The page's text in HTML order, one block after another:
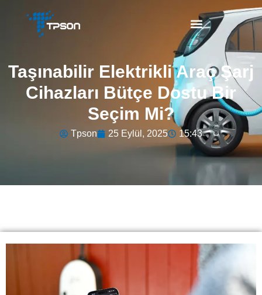
Taşınabilir Elektrikli Araç Şarj
Cihazları Bütçe Dostu Bir
Seçim Mi?
Tpson 25 Eylül, 2025 15:43